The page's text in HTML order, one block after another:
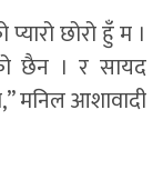
छोरो हुँ म ।
छैन । र सायद
मनिल आशावादी